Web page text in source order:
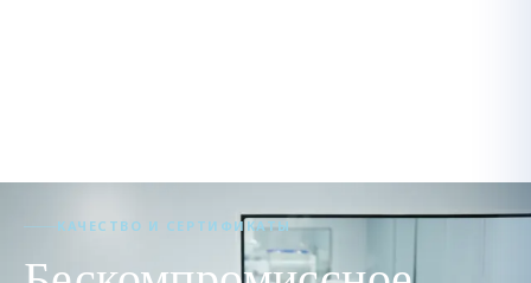
КАЧЕСТВО И СЕРТИФИКАТЫ